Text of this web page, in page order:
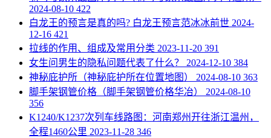
2024-08-10 422
​白龙王的预言是真的吗? 白龙王预言范冰冰前世 2024-
12-16 421
​拉线的作用、组成及常用分类 2023-11-20 391
​女生问男生的隐私问题代表了什么？
2024-12-10 384
​神秘庇护所（神秘庇护所在位置地图）
2024-08-10 363
​脚手架钢管价格（脚手架钢管价格华冶）
2024-08-10
356
​K1240/K1237次列车线路图：河南郑州开往浙江温州，
全程1460公里 2023-11-28 346